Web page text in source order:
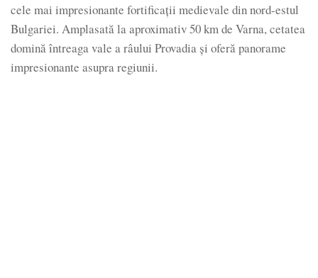
cele mai impresionante fortificații medievale din nord-estul
Bulgariei. Amplasată la aproximativ 50 km de Varna, cetatea
domină întreaga vale a râului Provadia și oferă panorame
impresionante asupra regiunii.